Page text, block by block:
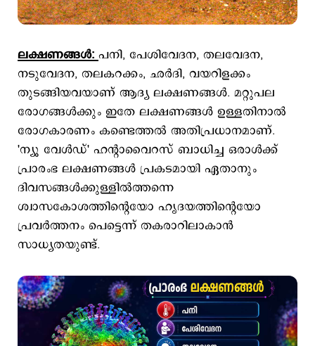
ലക്ഷണങ്ങള്‍: പനി, പേശിവേദന, തലവേദന,
നടുവേദന, തലകറക്കം, ഛര്‍ദി, വയറിളക്കം
തുടങ്ങിയവയാണ് ആദ്യ ലക്ഷണങ്ങള്‍. മറ്റുപല
രോഗങ്ങള്‍ക്കും ഇതേ ലക്ഷണങ്ങള്‍ ഉള്ളതിനാല്‍
രോഗകാരണം കണ്ടെത്തല്‍ അതിപ്രധാനമാണ്.
'ന്യൂ വേൾഡ്' ഹന്‍റാവൈറസ് ബാധിച്ച ഒരാൾക്ക്
പ്രാരംഭ ലക്ഷണങ്ങൾ പ്രകടമായി ഏതാനും
ദിവസങ്ങൾക്കുള്ളിൽത്തന്നെ
ശ്വാസകോശത്തിന്റെയോ ഹൃദയത്തിന്റെയോ
പ്രവർത്തനം പെട്ടെന്ന് തകരാറിലാകാൻ
സാധ്യതയുണ്ട്.